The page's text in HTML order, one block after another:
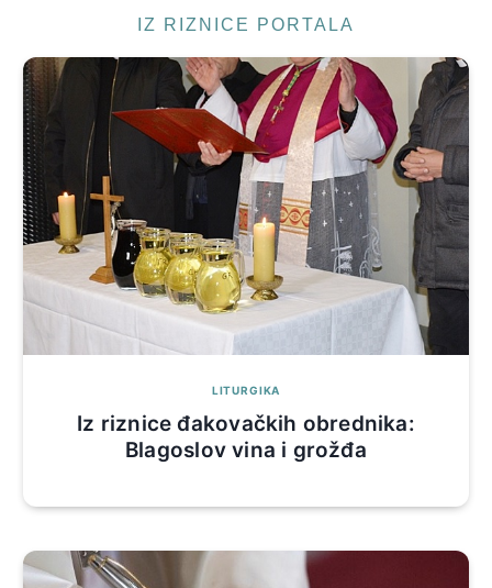
IZ RIZNICE PORTALA
LITURGIKA
Iz riznice đakovačkih obrednika:
Blagoslov vina i grožđa